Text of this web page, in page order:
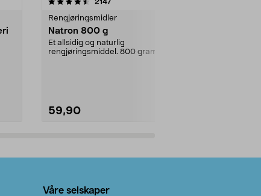
2147
Rengjøringsmidler
Natron 800 g
Et allsidig og naturlig
rengjøringsmiddel. 800 gram
59,90
Våre selskaper